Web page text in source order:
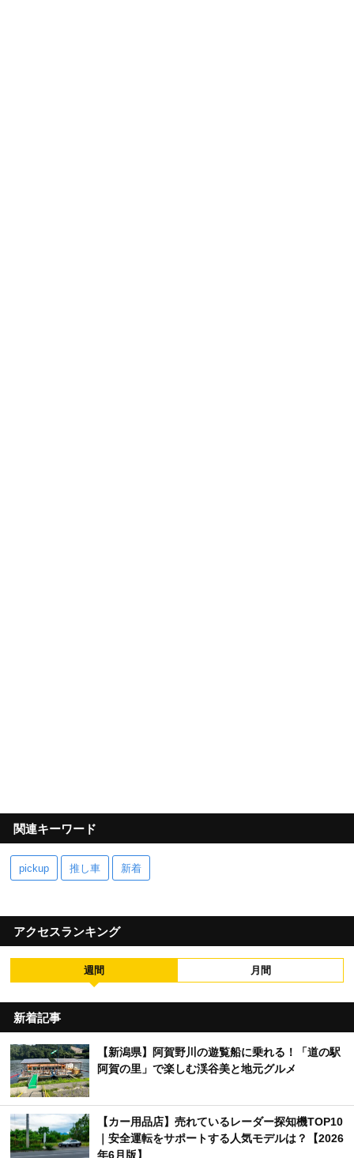
関連キーワード
pickup 推し車 新着
アクセスランキング
週間 月間
新着記事
【新潟県】阿賀野川の遊覧船に乗れる！「道の駅
阿賀の里」で楽しむ渓谷美と地元グルメ
【カー用品店】売れているレーダー探知機TOP10
｜安全運転をサポートする人気モデルは？【2026
年6月版】